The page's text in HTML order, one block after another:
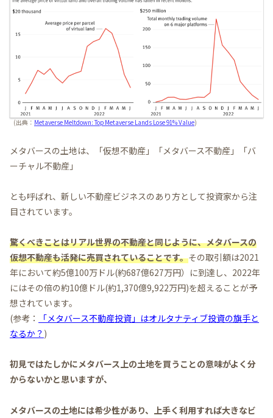
(出典： Metaverse Meltdown: Top Metaverse Lands Lose 91% Value)
メタバースの土地は、「仮想不動産」「メタバース不動産」「バ
ーチャル不動産」
とも呼ばれ、新しい不動産ビジネスのあり方として投資家から注
目されています。
驚くべきことはリアル世界の不動産と同じように、メタバースの
仮想不動産も活発に売買されていることです。その取引額は2021
年において約5億100万ドル(約687億627万円）に到達し、2022年
にはその倍の約10億ドル(約1,370億9,922万円)を超えることが予
想されています。
(参考：
「メタバース不動産投資」はオルタナティブ投資の旗手と
なるか？ )
初見ではたしかにメタバース上の土地を買うことの意味がよく分
からないかと思いますが、
メタバースの土地には希少性があり、上手く利用すれば大きなビ